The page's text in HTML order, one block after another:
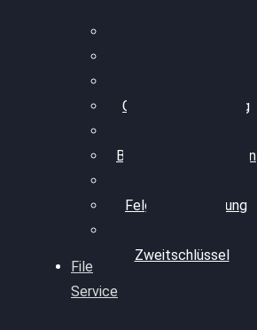
Getriebeoptimierung
Bremsscheiben planen
Felgenaufbereitung
Zweitschlüssel
File
Service